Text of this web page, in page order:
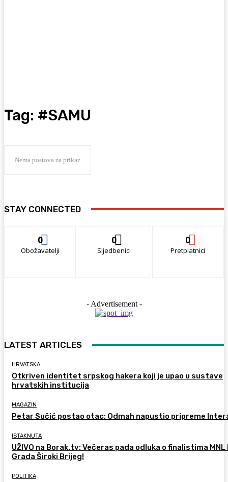
Tag: #SAMU
Nema postova za prikaz
STAY CONNECTED
0
Obožavatelji
0
Sljedbenici
0
Pretplatnici
- Advertisement -
LATEST ARTICLES
HRVATSKA
Otkriven identitet srpskog hakera koji je upao u sustave
hrvatskih institucija
MAGAZIN
Petar Sučić postao otac: Odmah napustio pripreme
ISTAKNUTA
UŽIVO na Borak.tv: Večeras pada odluka o finalistima MNL
Grada Široki Brijeg!
POLITIKA